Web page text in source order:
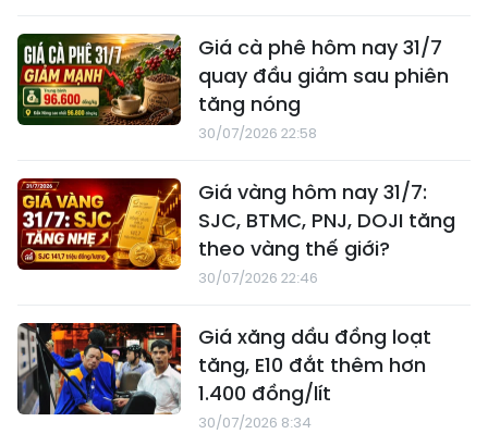
Giá cà phê hôm nay 31/7
quay đầu giảm sau phiên
tăng nóng
30/07/2026 22:58
Giá vàng hôm nay 31/7:
SJC, BTMC, PNJ, DOJI tăng
theo vàng thế giới?
30/07/2026 22:46
Giá xăng dầu đồng loạt
tăng, E10 đắt thêm hơn
1.400 đồng/lít
30/07/2026 8:34